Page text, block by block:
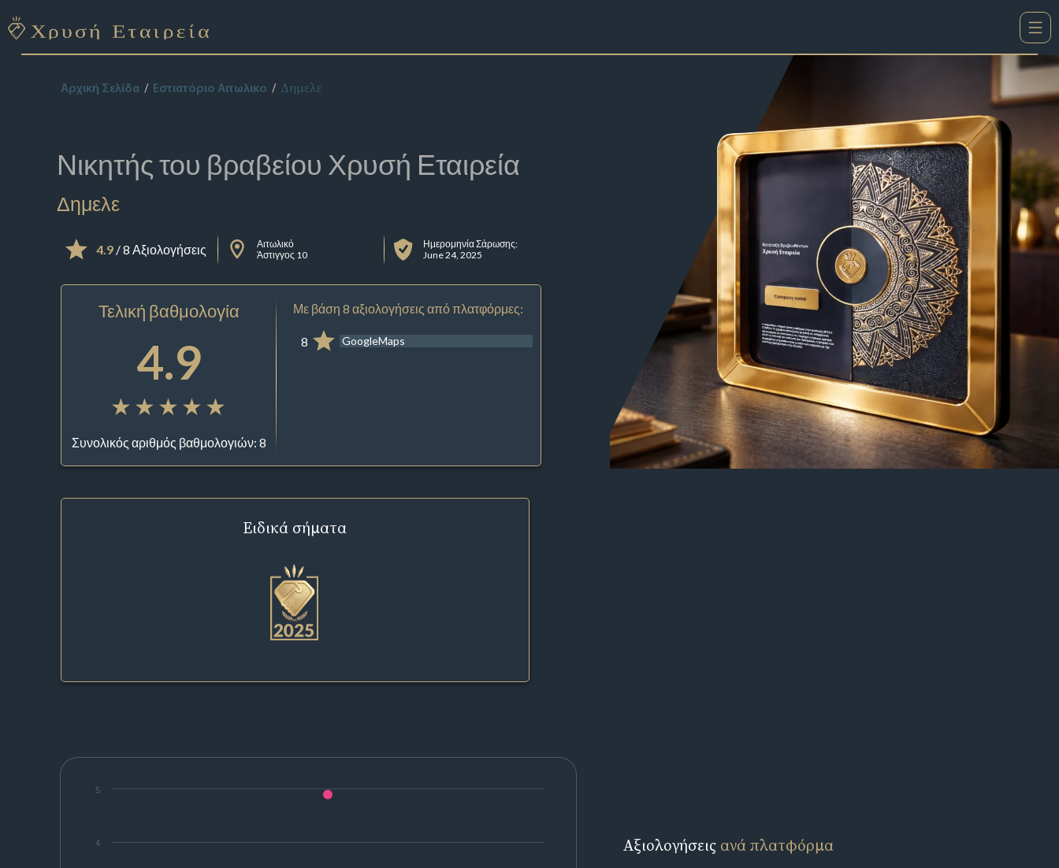
Αρχική Σελίδα Εστιατόριο Αιτωλικο Δημελε
Νικητής του βραβείου Χρυσή Εταιρεία
Δημελε
4.9/ 8 Αξιολογήσεις
Αιτωλικό
Άστιγγος 10
Ημερομηνία Σάρωσης:
June 24, 2025
Τελική βαθμολογία
4.9
Συνολικός αριθμός βαθμολογιών: 8
Με βάση 8 αξιολογήσεις από πλατφόρμες:
8 GoogleMaps
Ειδικά σήματα
4
5
Αξιολογήσεις ανά πλατφόρμα